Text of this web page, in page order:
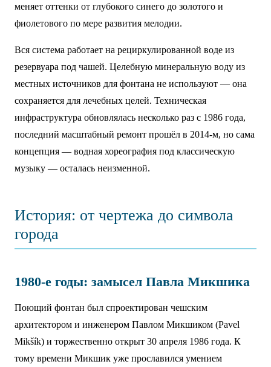
меняет оттенки от глубокого синего до золотого и
фиолетового по мере развития мелодии.
Вся система работает на рециркулированной воде из
резервуара под чашей. Целебную минеральную воду из
местных источников для фонтана не используют — она
сохраняется для лечебных целей. Техническая
инфраструктура обновлялась несколько раз с 1986 года,
последний масштабный ремонт прошёл в 2014-м, но сама
концепция — водная хореография под классическую
музыку — осталась неизменной.
История: от чертежа до символа
города
1980-е годы: замысел Павла Микшика
Поющий фонтан был спроектирован чешским
архитектором и инженером Павлом Микшиком (Pavel
Mikšík) и торжественно открыт 30 апреля 1986 года. К
тому времени Микшик уже прославился умением